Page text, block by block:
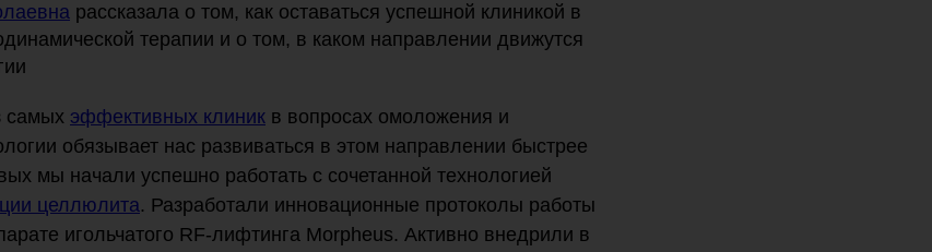
рассказала о том, как оставаться успешной клиникой в
терапии и о том, в каком направлении движутся
самых эффективных клиник в вопросах омоложения и
обязывает нас развиваться в этом направлении быстрее
мы начали успешно работать с сочетанной технологией
целлюлита. Разработали инновационные протоколы работы
игольчатого RF-лифтинга Morpheus. Активно внедрили в